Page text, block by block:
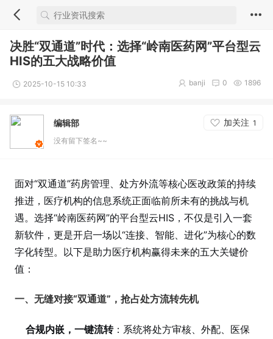
决胜“双通道”时代：选择“岭南医药网”平台型云
HIS的五大战略价值
2025-10-15 10:33 1896
0
banji
编辑部 加关注 1
没有留下签名~~
面对“双通道”药房管理、处方外流等核心医改政策的持续
推进，医疗机构的信息系统正面临前所未有的挑战与机
遇。选择“岭南医药网”的平台型云HIS，不仅是引入一套
新软件，更是开启一场以“连接、智能、进化”为核心的数
字化转型。以下是助力医疗机构赢得未来的五大关键价
值：
一、无缝对接“双通道”，抢占处方流转先机
合规内嵌，一键流转：系统将处方审核、外配、医保